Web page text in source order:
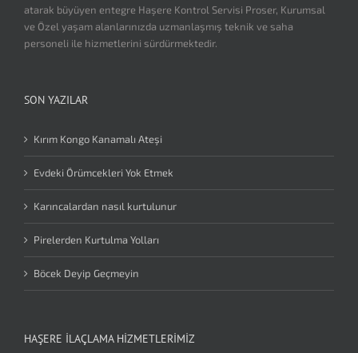
atarak büyüyen entegre Haşere Kontrol Servisi Proser, Kurumsal
ve Özel yaşam alanlarınızda uzmanlaşmış teknik ve saha
personeli ile hizmetlerini sürdürmektedir.
SON YAZILAR
Kırım Kongo Kanamalı Ateşi
Evdeki Örümcekleri Yok Etmek
Karıncalardan nasıl kurtulunur
Pirelerden Kurtulma Yolları
Böcek Deyip Geçmeyin
HAŞERE İLAÇLAMA HIZMETLERIMIZ